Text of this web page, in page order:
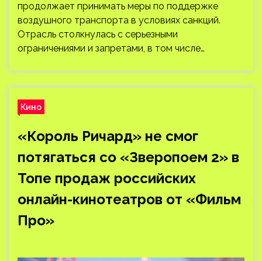
продолжает принимать меры по поддержке
воздушного транспорта в условиях санкций.
Отрасль столкнулась с серьезными
ограничениями и запретами, в том числе…
Кино
«Король Ричард» не смог
потягаться со «Зверопоем 2» в
Топе продаж российских
онлайн-кинотеатров от «Фильм
Про»